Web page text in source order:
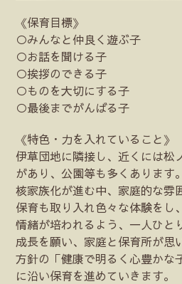
《保育目標》
○みんなと仲良く遊ぶ子
○お話を聞ける子
○挨拶のできる子
○ものを大切にする子
○最後までがんばる子
《特色・力を入れていること》
伊草団地に隣接し、近くには松
があり、公園等も多くあります。
核家族化が進む中、家庭的な雰
保育も取り入れ色々な体験をし
情緒が培われるよう、一人ひと
成長を願い、家庭と保育所が思
方針の「健康で明るく心豊かな
に沿い保育を進めていきます。